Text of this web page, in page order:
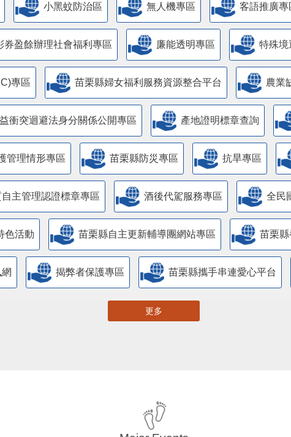
小黑蚊防治區 無人機專區 客語推廣專
券盈餘辦理社會福利專區 廉能透明專區 特殊境
專區 苗栗縣婦女福利服務資源整合平台 農業
衝突迴避法身分關係公開專區 產地證明標章查詢
管理情形專區 苗栗縣防災專區 抗旱專區
主管理認證標章專區 酒後代駕服務專區 全民
色活動 苗栗縣自主更新輔導團網站專區 苗栗
揭弊者保護專區 苗栗縣攜手串連愛心平台
更多